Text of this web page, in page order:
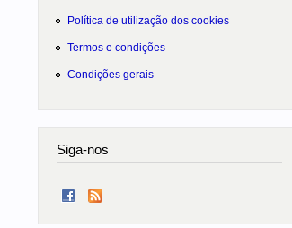
Política de utilização dos cookies
Termos e condições
Condições gerais
Siga-nos